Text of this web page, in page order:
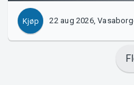
Kjøp 22 aug 2026,